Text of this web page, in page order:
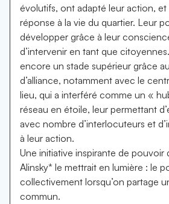
évolutifs, ont adapté leur action,
réponse à la vie du quartier. Leur
développer grâce à leur
d’intervenir en tant que
encore un stade supérieur grâce
d’alliance, notamment avec le
lieu, qui a interféré comme un «
réseau en étoile, leur permettant
avec nombre d’interlocuteurs et
à leur action.
Une initiative inspirante de pouvoir
Alinsky* le mettrait en lumière : le
collectivement lorsqu’on partage
commun.